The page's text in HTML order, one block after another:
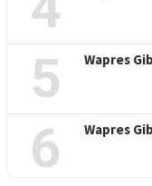
5 Wapres
6 Wapres